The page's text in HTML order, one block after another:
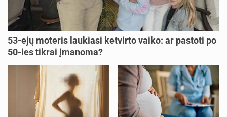
53-ejų moteris laukiasi ketvirto vaiko: ar pastoti po
50-ies tikrai įmanoma?